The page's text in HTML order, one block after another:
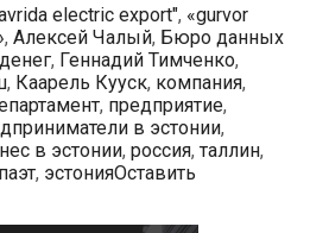
electric export", «gurvor
, Алексей Чалый, Бюро данных
, Геннадий Тимченко,
, Каарель Кууск, компания,
, предприятие,
в эстонии,
в эстонии, россия, таллин,
, эстонияОставить